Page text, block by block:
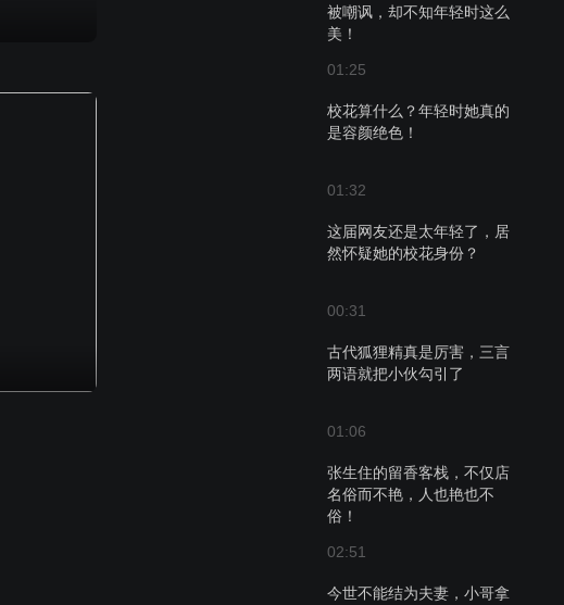
被嘲讽，却不知年轻时这么
美！
01:25
校花算什么？年轻时她真的
是容颜绝色！
01:32
这届网友还是太年轻了，居
然怀疑她的校花身份？
00:31
古代狐狸精真是厉害，三言
两语就把小伙勾引了
01:06
张生住的留香客栈，不仅店
名俗而不艳，人也艳也不
俗！
02:51
今世不能结为夫妻，小哥拿